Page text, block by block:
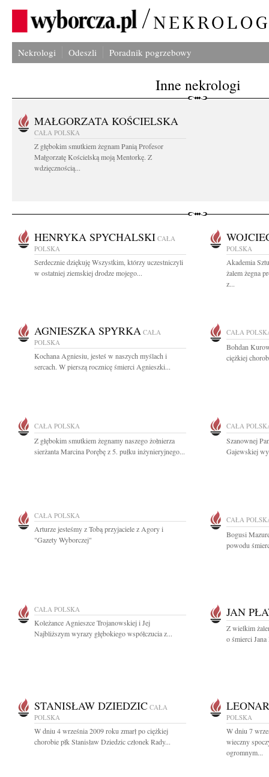
Nekrologi Odeszli Poradnik pogrzebowy
Inne nekrologi
MAŁGORZATA KOŚCIELSKA
CAŁA POLSKA
Z głębokim smutkiem żegnam Panią Profesor
Małgorzatę Kościelską moją Mentorkę. Z
wdzięcznością...
HENRYKA SPYCHALSKI CAŁA
POLSKA
Serdecznie dziękuję Wszystkim, którzy uczestniczyli
w ostatniej ziemskiej drodze mojego...
POLSKA
Akademia
żalem żegna
z...
AGNIESZKA SPYRKA CAŁA
POLSKA
Kochana Agniesiu, jesteś w naszych myślach i
sercach. W pierszą rocznicę śmierci Agnieszki...
CAŁA
Bohdan
ciężkiej
CAŁA POLSKA
Z głębokim smutkiem żegnamy naszego żołnierza
sierżanta Marcina Porębę z 5. pułku inżynieryjnego...
CAŁA
Szanownej
Gajewskiej
CAŁA POLSKA
Arturze jesteśmy z Tobą przyjaciele z Agory i
"Gazety Wyborczej"
CAŁA
Bogusi
powodu
CAŁA POLSKA
Koleżance Agnieszce Trojanowskiej i Jej
Najbliższym wyrazy głębokiego współczucia z...
JAN
Z wielkim
o śmierci Jana
STANISŁAW DZIEDZIC CAŁA
POLSKA
W dniu 4 września 2009 roku zmarł po ciężkiej
chorobie płk Stanisław Dziedzic członek Rady...
POLSKA
W dniu 7
wieczny
ogromnym...